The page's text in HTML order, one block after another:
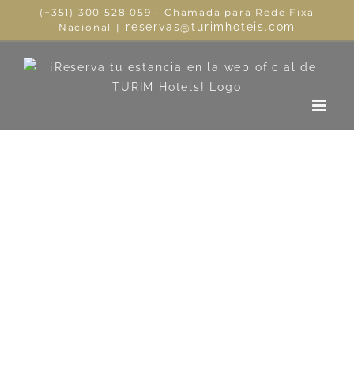
(+351) 300 528 059 - Chamada para Rede Fixa
Nacional
| reservas@turimhoteis.com